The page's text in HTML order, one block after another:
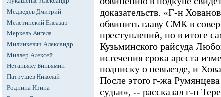
Медведев Дмитрий
Мелетинский Елеазар
Меркель Ангела
Милинкевич Александр
Миллер Алексей
Нетаньяху Биньямин
Патрушев Николай
Роднина Ирина
доказательств. «Г-н
обвинить главу СМК в
преступлений, но в итоге
Кузьминского райсуда
истечения срока ареста
подписку о невыезде, и
После этого г-жа
судьи», -- рассказал г-н